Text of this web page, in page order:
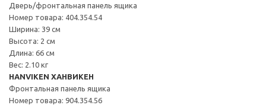
Дверь/фронтальная панель ящика
Номер товара: 404.354.54
Ширина: 39 см
Высота: 2 см
Длина: 66 см
Вес: 2.10 кг
HANVIKEN ХАНВИКЕН
Фронтальная панель ящика
Номер товара: 904.354.56